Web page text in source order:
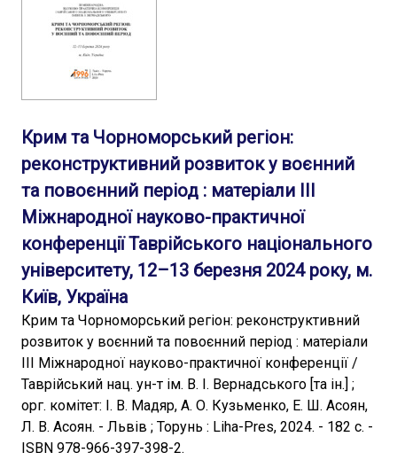
Крим та Чорноморський регіон:
реконструктивний розвиток у воєнний
та повоєнний період : матеріали ІІІ
Міжнародної науково-практичної
конференції Таврійського національного
університету, 12–13 березня 2024 року, м.
Київ, Україна
Крим та Чорноморський регіон: реконструктивний
розвиток у воєнний та повоєнний період : матеріали
ІІІ Міжнародної науково-практичної конференції /
Таврійський нац. ун-т ім. В. І. Вернадського [та ін.] ;
орг. комітет: І. В. Мадяр, А. О. Кузьменко, Е. Ш. Асоян,
Л. В. Асоян. - Львів ; Торунь : Liha-Pres, 2024. - 182 с. -
ISBN 978-966-397-398-2.